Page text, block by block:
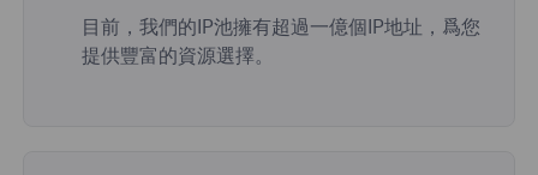
目前，我們的IP池擁有超過一億個IP地址，爲您
提供豐富的資源選擇。